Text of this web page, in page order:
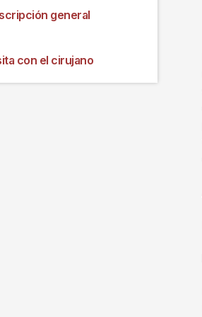
general
con el cirujano